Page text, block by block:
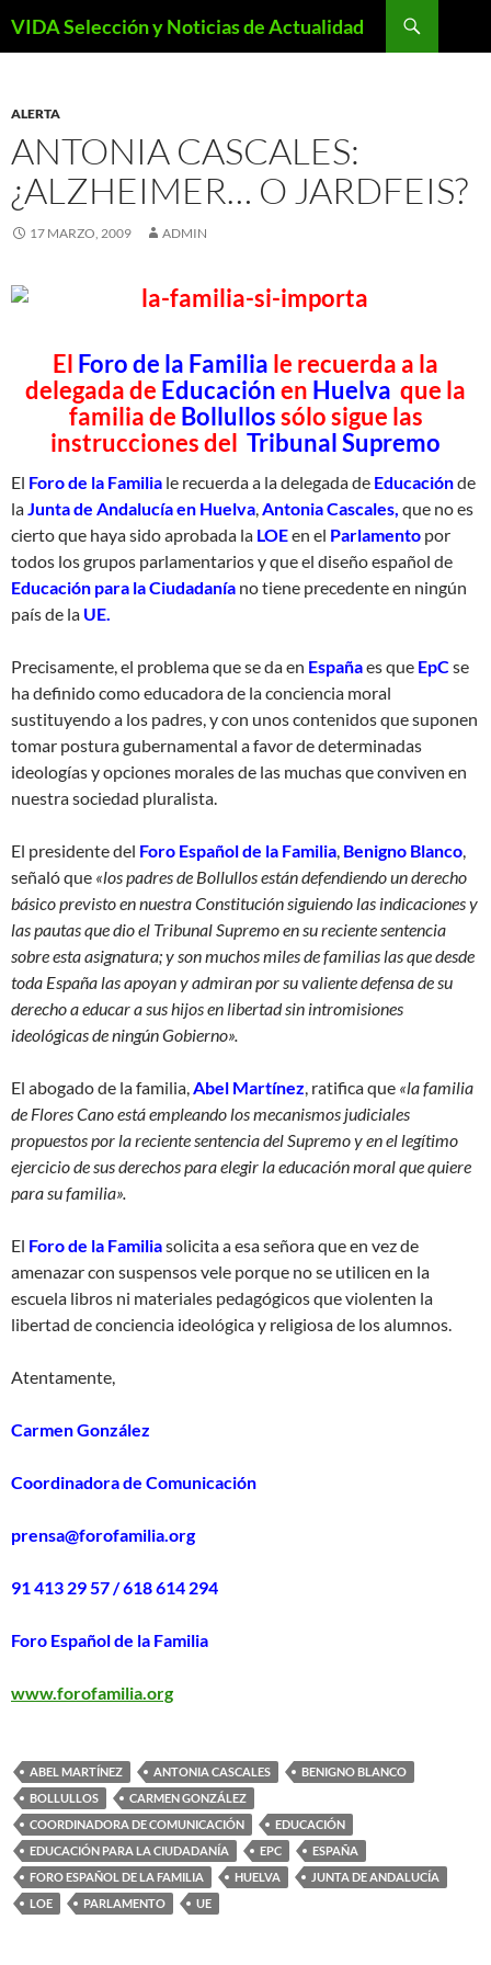
VIDA Selección y Noticias de Actualidad
ALERTA
ANTONIA CASCALES:
¿ALZHEIMER… O JARDFEIS?
17 MARZO, 2009 ADMIN
El Foro de la Familia le recuerda a la
delegada de Educaciónen Huelva que la
familia de Bollullossólo sigue las
instrucciones del Tribunal Supremo
El Foro de la Familia le recuerda a la delegada de Educaciónde
laJunta de Andalucía en Huelva,Antonia Cascales, que no es
cierto que haya sido aprobada la LOEen el Parlamento por
todos los grupos parlamentarios y que el diseño español de
Educación para la Ciudadanía no tiene precedente en ningún
país de la UE.
Precisamente, el problema que se da en Españaes que EpCse
ha definido como educadora de la conciencia moral
sustituyendo a los padres, y con unos contenidos que suponen
tomar postura gubernamental a favor de determinadas
ideologías y opciones morales de las muchas que conviven en
nuestra sociedad pluralista.
El presidente del Foro Español de la Familia, Benigno Blanco,
señaló que «los padres de Bollullos están defendiendo un derecho
básico previsto en nuestra Constitución siguiendo las indicaciones y
las pautas que dio el Tribunal Supremo en su reciente sentencia
sobre esta asignatura; y son muchos miles de familias las que desde
toda España las apoyan y admiran por su valiente defensa de su
derecho a educar a sus hijos en libertad sin intromisiones
ideológicas de ningún Gobierno».
El abogado de la familia,Abel Martínez, ratifica que «la familia
de Flores Cano está empleando los mecanismos judiciales
propuestos por la reciente sentencia del Supremo y en el legítimo
ejercicio de sus derechos para elegir la educación moral que quiere
para su familia».
El Foro de la Familiasolicita a esa señora que en vez de
amenazar con suspensos vele porque no se utilicen en la
escuela libros ni materiales pedagógicos que violenten la
libertad de conciencia ideológica y religiosa de los alumnos.
Atentamente,
Carmen González
Coordinadora de Comunicación
prensa@forofamilia.org
91 413 29 57 / 618 614 294
Foro Español de la Familia
www.forofamilia.org
ABEL MARTÍNEZ ANTONIA CASCALES
BENIGNO BLANCO
BOLLULLOS
CARMEN GONZÁLEZ
COORDINADORA DE COMUNICACIÓN
EDUCACIÓN
EDUCACIÓN PARA LA CIUDADANÍA
EPC
ESPAÑA
FORO ESPAÑOL DE LA FAMILIA
HUELVA
JUNTA DE ANDALUCÍA
LOE
PARLAMENTO UE